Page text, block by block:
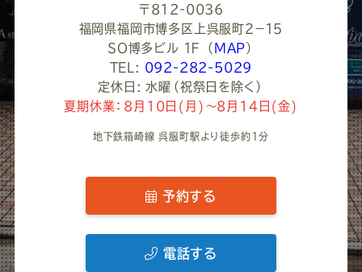
〒812-0036
福岡県福岡市博多区上呉服町２−１５
ＳＯ博多ビル １Ｆ
（ MAP ）
TEL: 092-282-5029
定休日: 水曜（祝祭日を除く）
夏期休業：8月10日(月)～8月14日(金)
地下鉄箱崎線 呉服町駅より徒歩約1分
予約する
電話する